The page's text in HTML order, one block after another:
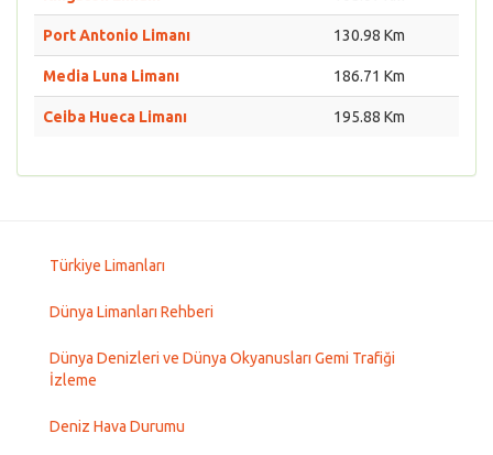
Port Antonio Limanı 130.98 Km
Media Luna Limanı 186.71 Km
Ceiba Hueca Limanı 195.88 Km
Türkiye Limanları
Dünya Limanları Rehberi
Dünya Denizleri ve Dünya Okyanusları Gemi Trafiği
İzleme
Deniz Hava Durumu